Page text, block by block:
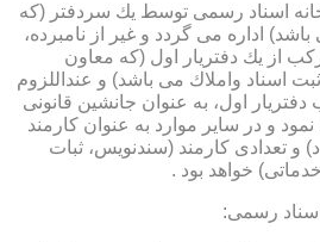
دفترخانه اسناد رسمی توسط یك سردفتر (كه
اداره می گردد و غیر از نامبرده،
از یك دفتریار اول (كه معاون
اسناد واملاك می باشد) و عنداللزوم
اول، به عنوان جانشین قانونی
و در سایر موارد به عنوان كارمند
تعدادی كارمند (سندنویس، ثبات
خدماتی) خواهد بود .
رسمی: